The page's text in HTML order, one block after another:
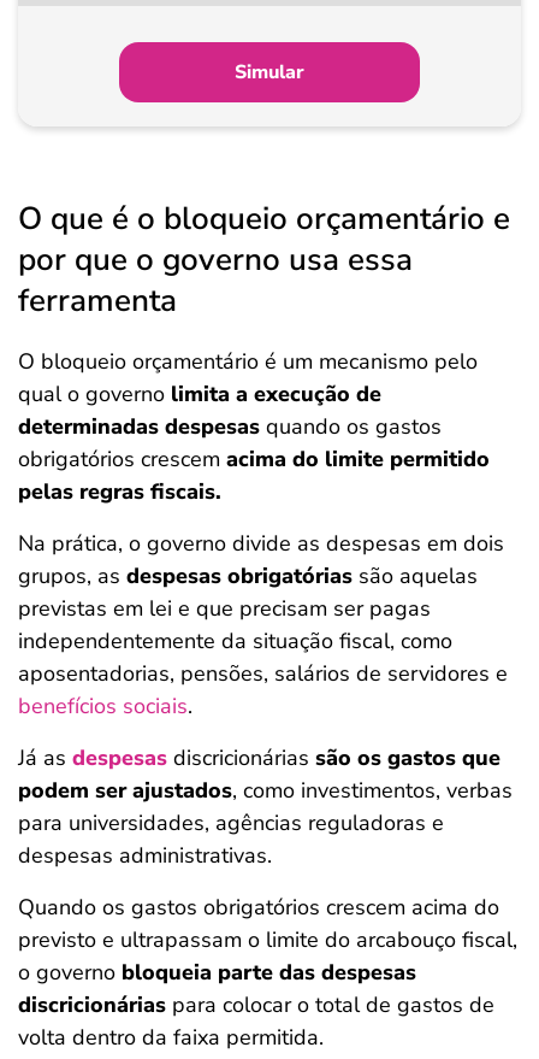
Simular
O que é o bloqueio orçamentário e
por que o governo usa essa
ferramenta
O bloqueio orçamentário é um mecanismo pelo
qual o governo limita a execução de
determinadas despesas quando os gastos
obrigatórios crescem acima do limite permitido
pelas regras fiscais.
Na prática, o governo divide as despesas em dois
grupos, as despesas obrigatórias são aquelas
previstas em lei e que precisam ser pagas
independentemente da situação fiscal, como
aposentadorias, pensões, salários de servidores e
benefícios sociais.
Já as despesas discricionárias são os gastos que
podem ser ajustados, como investimentos, verbas
para universidades, agências reguladoras e
despesas administrativas.
Quando os gastos obrigatórios crescem acima do
previsto e ultrapassam o limite do arcabouço fiscal,
o governo bloqueia parte das despesas
discricionárias para colocar o total de gastos de
volta dentro da faixa permitida.